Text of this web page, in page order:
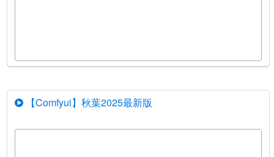
【Comfyui】秋葉2025最新版